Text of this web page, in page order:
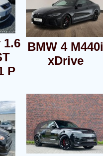
1.6
P
BMW 4 M440i
xDrive